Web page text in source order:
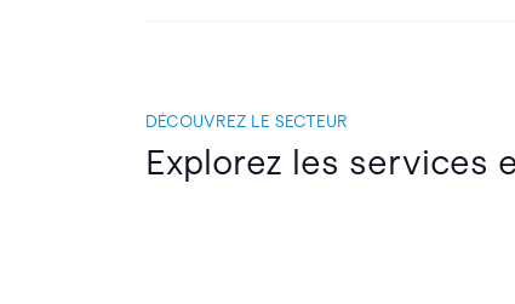
DÉCOUVREZ LE SECTEUR
Explorez les services